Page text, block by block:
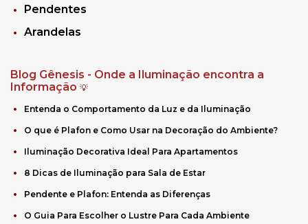
Pendentes
Arandelas
Blog Gênesis - Onde a Iluminação encontra a
Informação 💡
Entenda o Comportamento da Luz e da Iluminação
O que é Plafon e Como Usar na Decoração do Ambiente?
Iluminação Decorativa Ideal Para Apartamentos
8 Dicas de Iluminação para Sala de Estar
Pendente e Plafon: Entenda as Diferenças
O Guia Para Escolher o Lustre Para Cada Ambiente